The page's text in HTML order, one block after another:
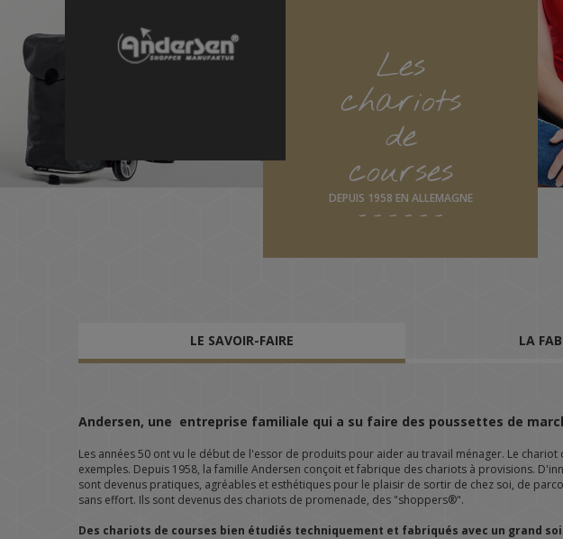
Les
chariots
de
courses
DEPUIS 1958 EN ALLEMAGNE
LE SAVOIR-FAIRE LA
Andersen, une entreprise familiale qui a su faire des poussettes de
Les années 50 ont vu le début de l'essor de produits pour aider au travail ménager. Le chariot
exemples. Depuis 1958, la famille Andersen conçoit et fabrique des chariots à provisions.
sont devenus pratiques, agréables et esthétiques pour le plaisir de sortir de chez soi, de
sans effort. Ils sont devenus des chariots de promenade, des "shoppers®".
Des chariots de courses bien étudiés techniquement et fabriqués avec un grand